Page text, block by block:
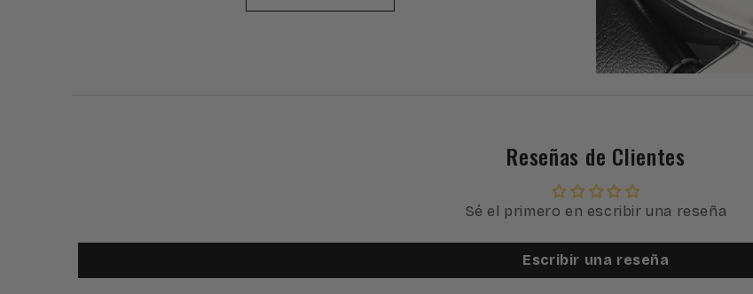
Reseñas de Clientes
Sé el primero en escribir una reseña
Escribir una reseña